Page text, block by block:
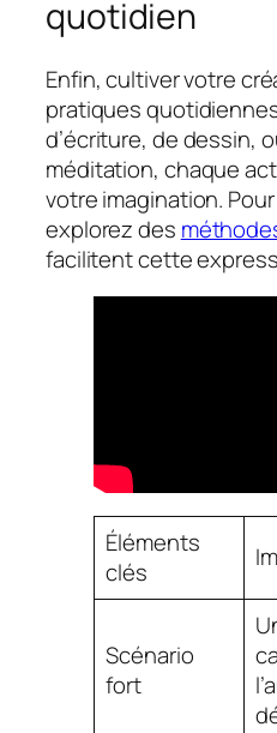
quotidien
Enfin, cultiver votre
pratiques
d’écriture, de dessin,
méditation, chaque
votre imagination.
explorez des
facilitent cette
Éléments
clés
Scénario
fort